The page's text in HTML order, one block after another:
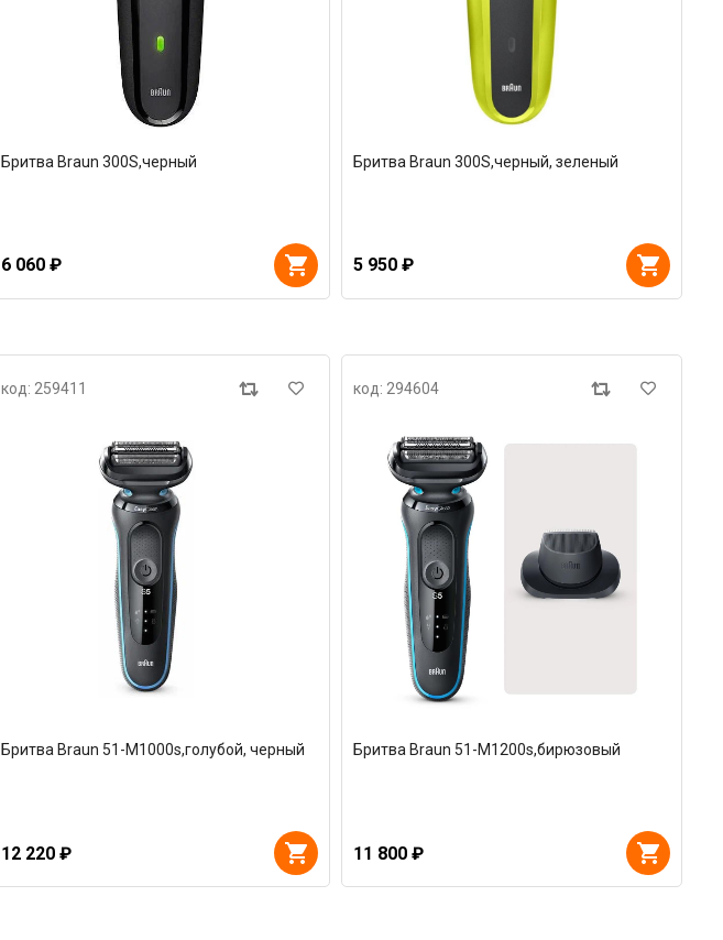
Бритва Braun 300S,черный
6 060 ₽
Бритва Braun 300S,черный, зеленый
5 950 ₽
код: 259411
Бритва Braun 51-M1000s,голубой, черный
12 220 ₽
код: 294604
Бритва Braun 51-M1200s,бирюзовый
11 800 ₽